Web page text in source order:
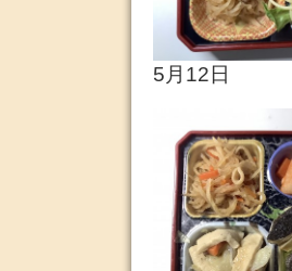
5月12日